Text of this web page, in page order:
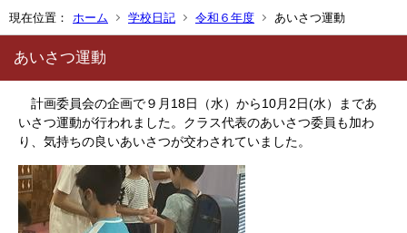
現在位置： ホーム 学校日記 令和６年度 あいさつ運動
あいさつ運動
計画委員会の企画で９月18日（水）から10月2日(水）まであ
いさつ運動が行われました。クラス代表のあいさつ委員も加わ
り、気持ちの良いあいさつが交わされていました。